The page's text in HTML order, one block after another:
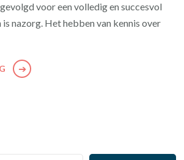
voor een volledig en succesvol
is nazorg. Het hebben van kennis over